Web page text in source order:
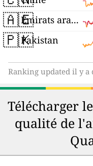
🇦🇪 Émirats arabes unis
🇵🇰Pakistan
Ranking updated il y a
Télécharger
qualité de